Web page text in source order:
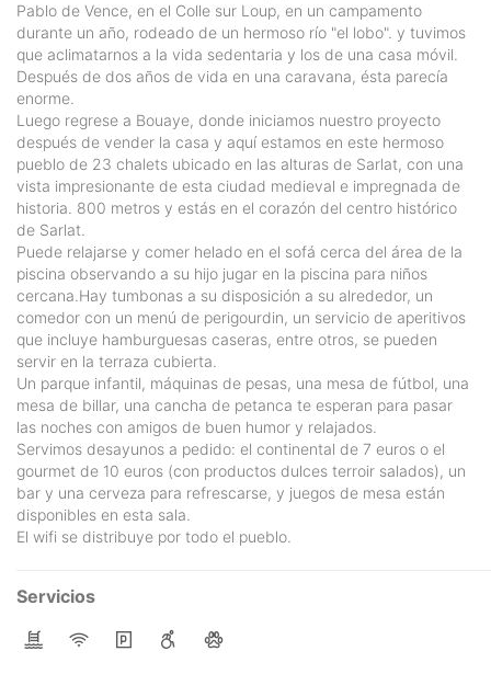
Pablo de Vence, en el Colle sur Loup, en un campamento
durante un año, rodeado de un hermoso río "el lobo". y tuvimos
que aclimatarnos a la vida sedentaria y los de una casa móvil.
Después de dos años de vida en una caravana, ésta parecía
enorme.
Luego regrese a Bouaye, donde iniciamos nuestro proyecto
después de vender la casa y aquí estamos en este hermoso
pueblo de 23 chalets ubicado en las alturas de Sarlat, con una
vista impresionante de esta ciudad medieval e impregnada de
historia. 800 metros y estás en el corazón del centro histórico
de Sarlat.
Puede relajarse y comer helado en el sofá cerca del área de la
piscina observando a su hijo jugar en la piscina para niños
cercana.Hay tumbonas a su disposición a su alrededor, un
comedor con un menú de perigourdin, un servicio de aperitivos
que incluye hamburguesas caseras, entre otros, se pueden
servir en la terraza cubierta.
Un parque infantil, máquinas de pesas, una mesa de fútbol, una
mesa de billar, una cancha de petanca te esperan para pasar
las noches con amigos de buen humor y relajados.
Servimos desayunos a pedido: el continental de 7 euros o el
gourmet de 10 euros (con productos dulces terroir salados), un
bar y una cerveza para refrescarse, y juegos de mesa están
disponibles en esta sala.
El wifi se distribuye por todo el pueblo.
Servicios